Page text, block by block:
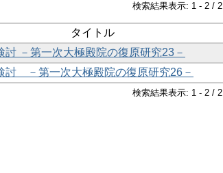
検索結果表示: 1 - 2 / 2
タイトル
－第一次大極殿院の復原研究23－
討 －第一次大極殿院の復原研究26－
検索結果表示: 1 - 2 / 2